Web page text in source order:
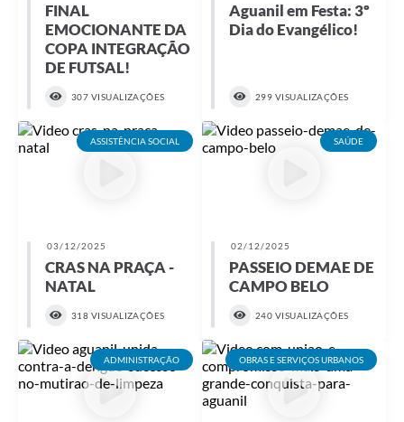
FINAL
EMOCIONANTE DA
COPA INTEGRAÇÃO
DE FUTSAL!
307 VISUALIZAÇÕES
Aguanil em Festa: 3º
Dia do Evangélico!
299 VISUALIZAÇÕES
ASSISTÊNCIA SOCIAL
03/12/2025
CRAS NA PRAÇA -
NATAL
318 VISUALIZAÇÕES
SAÚDE
02/12/2025
PASSEIO DEMAE DE
CAMPO BELO
240 VISUALIZAÇÕES
ADMINISTRAÇÃO OBRAS E SERVIÇOS URBANOS